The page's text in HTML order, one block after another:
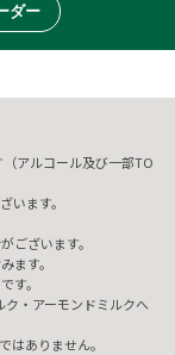
ダー
アルコール及び一部TO
います。
ございます。
ます。
す。
ク・アーモンドミルクへ
はありません。